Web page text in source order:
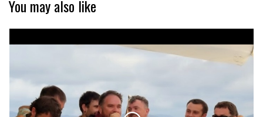
You may also like